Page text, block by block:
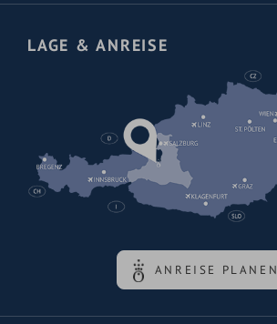
LAGE & ANREISE
ANREISE PLANEN